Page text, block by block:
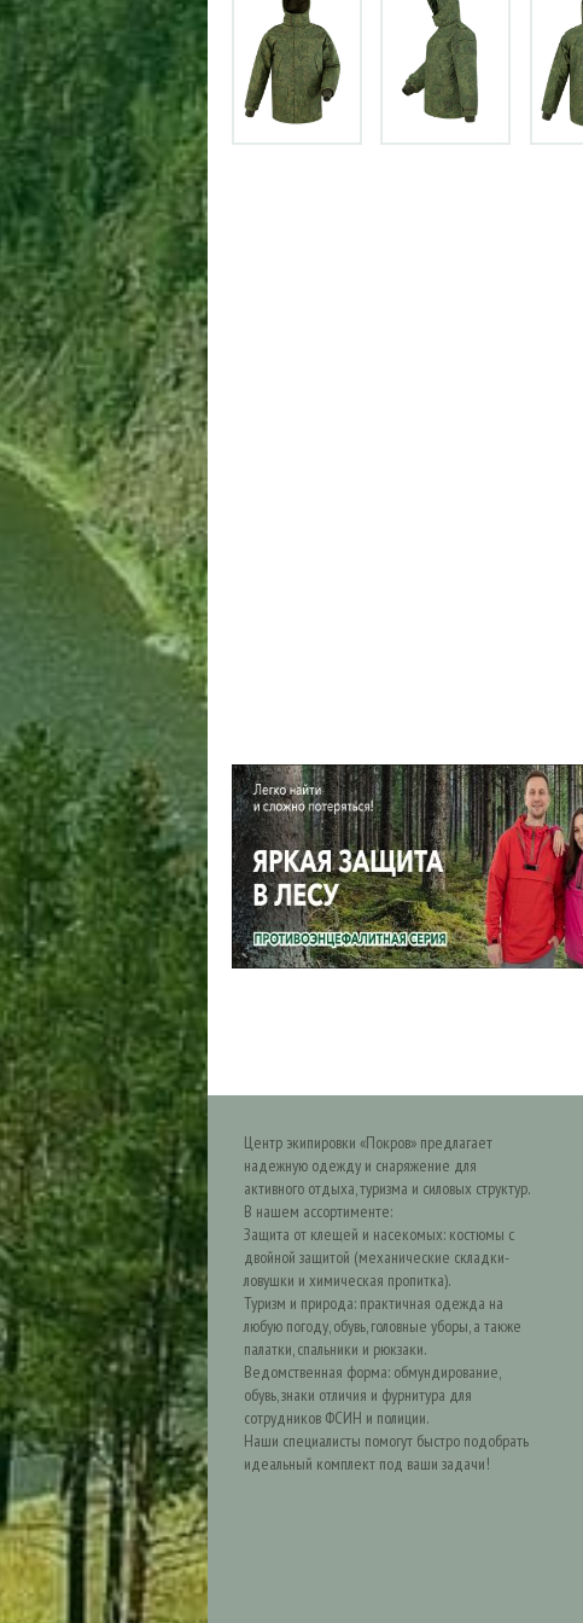
Центр экипировки «Покров» предлагает
надежную одежду и снаряжение для
активного отдыха, туризма и силовых структур.
В нашем ассортименте:
Защита от клещей и насекомых: костюмы с
двойной защитой (механические складки-
ловушки и химическая пропитка).
Туризм и природа: практичная одежда на
любую погоду, обувь, головные уборы, а также
палатки, спальники и рюкзаки.
Ведомственная форма: обмундирование,
обувь, знаки отличия и фурнитура для
сотрудников ФСИН и полиции.
Наши специалисты помогут быстро подобрать
идеальный комплект под ваши задачи!